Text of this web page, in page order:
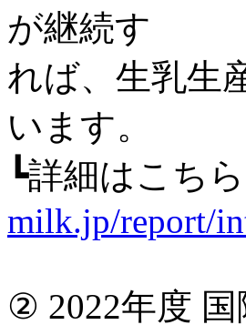
が継続す
れば、生乳生
います。
┗詳細はこち
milk.jp/report/
② 2022年度